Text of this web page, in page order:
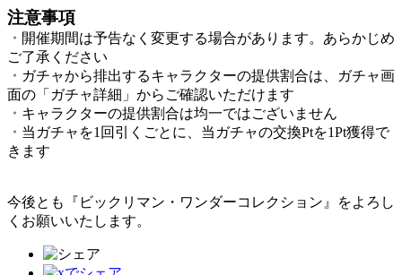
注意事項
・ 開催期間は予告なく変更する場合があります。あらかじめ
ご了承ください
・ ガチャから排出するキャラクターの提供割合は、ガチャ画
面の「ガチャ詳細」からご確認いただけます
・ キャラクターの提供割合は均一ではございません
・ 当ガチャを1回引くごとに、当ガチャの交換Ptを1Pt獲得で
きます
今後とも『ビックリマン・ワンダーコレクション』をよろし
くお願いいたします。